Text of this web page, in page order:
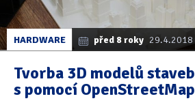
HARDWARE před 8 roky 29.4.2018
Tvorba 3D modelů staveb
s pomocí OpenStreetMap